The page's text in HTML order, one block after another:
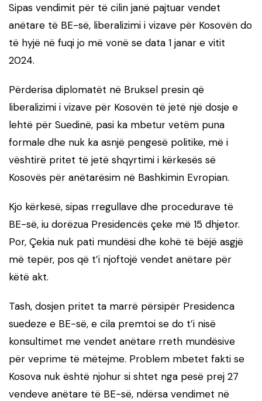
Sipas vendimit për të cilin janë pajtuar vendet
anëtare të BE-së, liberalizimi i vizave për Kosovën do
të hyjë në fuqi jo më vonë se data 1 janar e vitit
2024.
Përderisa diplomatët në Bruksel presin që
liberalizimi i vizave për Kosovën të jetë një dosje e
lehtë për Suedinë, pasi ka mbetur vetëm puna
formale dhe nuk ka asnjë pengesë politike, më i
vështirë pritet të jetë shqyrtimi i kërkesës së
Kosovës për anëtarësim në Bashkimin Evropian.
Kjo kërkesë, sipas rregullave dhe procedurave të
BE-së, iu dorëzua Presidencës çeke më 15 dhjetor.
Por, Çekia nuk pati mundësi dhe kohë të bëjë asgjë
më tepër, pos që t’i njoftojë vendet anëtare për
këtë akt.
Tash, dosjen pritet ta marrë përsipër Presidenca
suedeze e BE-së, e cila premtoi se do t’i nisë
konsultimet me vendet anëtare rreth mundësive
për veprime të mëtejme. Problem mbetet fakti se
Kosova nuk është njohur si shtet nga pesë prej 27
vendeve anëtare të BE-së, ndërsa vendimet në